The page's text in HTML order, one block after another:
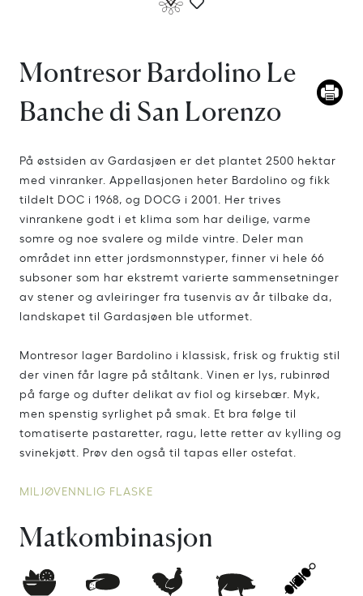
Montresor Bardolino Le
Banche di San Lorenzo
På østsiden av Gardasjøen er det plantet 2500 hektar
med vinranker. Appellasjonen heter Bardolino og fikk
tildelt DOC i 1968, og DOCG i 2001. Her trives
vinrankene godt i et klima som har deilige, varme
somre og noe svalere og milde vintre. Deler man
området inn etter jordsmonnstyper, finner vi hele 66
subsoner som har ekstremt varierte sammensetninger
av stener og avleiringer fra tusenvis av år tilbake da,
landskapet til Gardasjøen ble utformet.
Montresor lager Bardolino i klassisk, frisk og fruktig stil
der vinen får lagre på ståltank. Vinen er lys, rubinrød
på farge og dufter delikat av fiol og kirsebær. Myk,
men spenstig syrlighet på smak. Et bra følge til
tomatiserte pastaretter, ragu, lette retter av kylling og
svinekjøtt. Prøv den også til tapas eller ostefat.
MILJØVENNLIG FLASKE
Matkombinasjon